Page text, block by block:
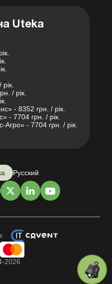
Uteka
/ рік.
- 8352 грн. / рік.
- 7704 грн. / рік.
- 7704 грн. / рік.
Русский
2026